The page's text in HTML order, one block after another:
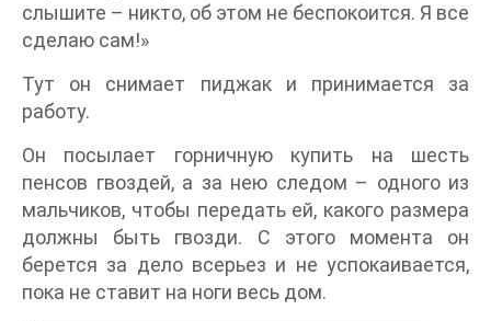
слышите – никто, об этом не беспокоится. Я все
сделаю сам!»
Тут он снимает пиджак и принимается за
работу.
Он посылает горничную купить на шесть
пенсов гвоздей, а за нею следом – одного из
мальчиков, чтобы передать ей, какого размера
должны быть гвозди. С этого момента он
берется за дело всерьез и не успокаивается,
пока не ставит на ноги весь дом.